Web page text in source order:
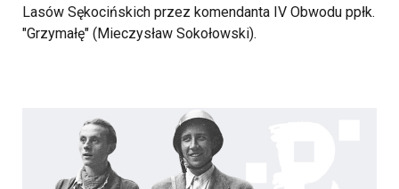
Lasów Sękocińskich przez komendanta IV Obwodu ppłk.
"Grzymałę" (Mieczysław Sokołowski).